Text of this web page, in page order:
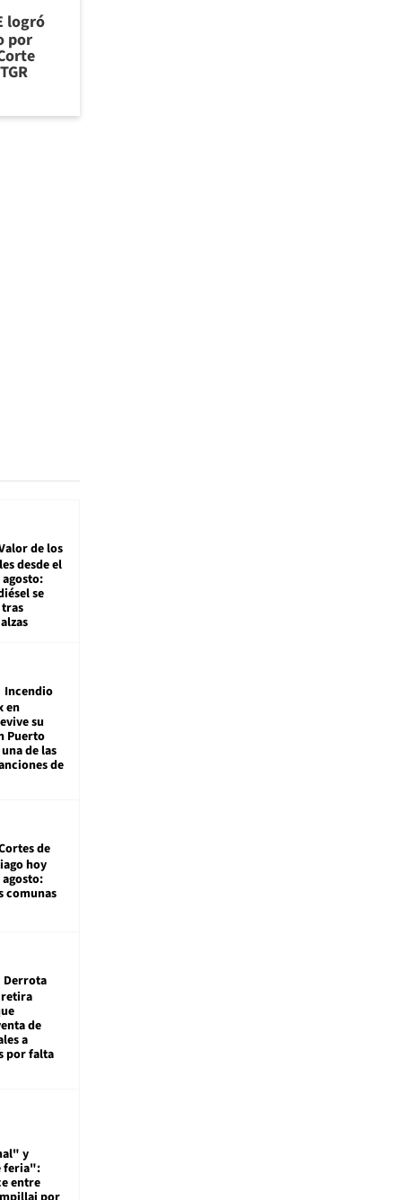
logró
por
de los
desde el
agosto:
se
Incendio
en
su
Puerto
de las
de
de
hoy
agosto:
comunas
Derrota
de
a
por falta
y
feria":
entre